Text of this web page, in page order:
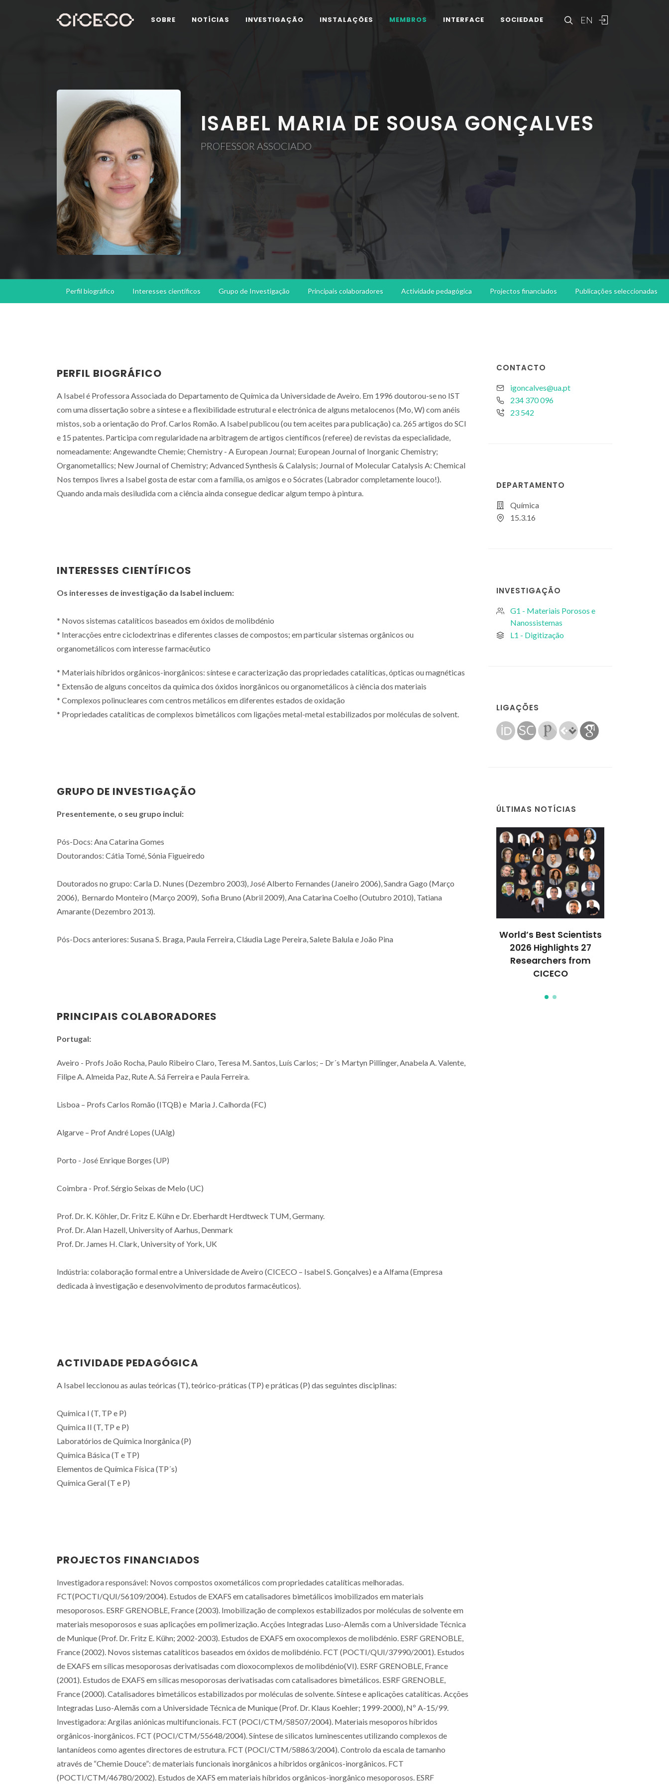
EN
SOBRE NOTÍCIAS INVESTIGAÇÃO INSTALAÇÕES MEMBROS INTERFACE SOCIEDADE
ISABEL MARIA DE SOUSA GONÇALVES
PROFESSOR ASSOCIADO
Perfil biográfico Interesses científicos Grupo de Investigação Principais colaboradores Actividade pedagógica Projectos financiados Publicações seleccionadas
CONTACTO
igoncalves@ua.pt
234 370 096
23 542
DEPARTAMENTO
Química
15.3.16
INVESTIGAÇÃO
G1 - Materiais Porosos e
Nanossistemas
L1 - Digitização
LIGAÇÕES
ÚLTIMAS NOTÍCIAS
World’s Best Scientists
World’s Best Scientists
2026 Highlights 27
Researchers from
CICECO
PERFIL BIOGRÁFICO
A Isabel é Professora Associada do Departamento de Química da Universidade de Aveiro. Em 1996 doutorou-se no IST
com uma dissertação sobre a síntese e a flexibilidade estrutural e electrónica de alguns metalocenos (Mo, W) com anéis
mistos, sob a orientação do Prof. Carlos Romão. A Isabel publicou (ou tem aceites para publicação) ca. 265 artigos do SCI
e 15 patentes. Participa com regularidade na arbitragem de artigos científicos (referee) de revistas da especialidade,
nomeadamente: Angewandte Chemie; Chemistry - A European Journal; European Journal of Inorganic Chemistry;
Organometallics; New Journal of Chemistry; Advanced Synthesis & Calalysis; Journal of Molecular Catalysis A: Chemical
Nos tempos livres a Isabel gosta de estar com a família, os amigos e o Sócrates (Labrador completamente louco!).
Quando anda mais desiludida com a ciência ainda consegue dedicar algum tempo à pintura.
INTERESSES CIENTÍFICOS
Os interesses de investigação da Isabel incluem:
* Novos sistemas catalíticos baseados em óxidos de molibdénio
* Interacções entre ciclodextrinas e diferentes classes de compostos; em particular sistemas orgânicos ou
organometálicos com interesse farmacêutico
* Materiais híbridos orgânicos-inorgânicos: síntese e caracterização das propriedades catalíticas, ópticas ou magnéticas
* Extensão de alguns conceitos da química dos óxidos inorgânicos ou organometálicos à ciência dos materiais
* Complexos polinucleares com centros metálicos em diferentes estados de oxidação
* Propriedades catalíticas de complexos bimetálicos com ligações metal-metal estabilizados por moléculas de solvent.
GRUPO DE INVESTIGAÇÃO
Presentemente, o seu grupo inclui:
Pós-Docs: Ana Catarina Gomes
Doutorandos: Cátia Tomé, Sónia Figueiredo
Doutorados no grupo: Carla D. Nunes (Dezembro 2003), José Alberto Fernandes (Janeiro 2006), Sandra Gago (Março
2006), Bernardo Monteiro (Março 2009), Sofia Bruno (Abril 2009), Ana Catarina Coelho (Outubro 2010), Tatiana
Amarante (Dezembro 2013).
Pós-Docs anteriores: Susana S. Braga, Paula Ferreira, Cláudia Lage Pereira, Salete Balula e João Pina
PRINCIPAIS COLABORADORES
Portugal:
Aveiro - Profs João Rocha, Paulo Ribeiro Claro, Teresa M. Santos, Luís Carlos; – Dr´s Martyn Pillinger, Anabela A. Valente,
Filipe A. Almeida Paz, Rute A. Sá Ferreira e Paula Ferreira.
Lisboa – Profs Carlos Romão (ITQB) e Maria J. Calhorda (FC)
Algarve – Prof André Lopes (UAlg)
Porto - José Enrique Borges (UP)
Coimbra - Prof. Sérgio Seixas de Melo (UC)
Prof. Dr. K. Köhler, Dr. Fritz E. Kühn e Dr. Eberhardt Herdtweck TUM, Germany.
Prof. Dr. Alan Hazell, University of Aarhus, Denmark
Prof. Dr. James H. Clark, University of York, UK
Indústria: colaboração formal entre a Universidade de Aveiro (CICECO – Isabel S. Gonçalves) e a Alfama (Empresa
dedicada à investigação e desenvolvimento de produtos farmacêuticos).
ACTIVIDADE PEDAGÓGICA
A Isabel leccionou as aulas teóricas (T), teórico-práticas (TP) e práticas (P) das seguintes disciplinas:
Química I (T, TP e P)
Química II (T, TP e P)
Laboratórios de Química Inorgânica (P)
Química Básica (T e TP)
Elementos de Química Física (TP´s)
Química Geral (T e P)
PROJECTOS FINANCIADOS
Investigadora responsável: Novos compostos oxometálicos com propriedades catalíticas melhoradas.
FCT(POCTI/QUI/56109/2004). Estudos de EXAFS em catalisadores bimetálicos imobilizados em materiais
mesoporosos. ESRF GRENOBLE, France (2003). Imobilização de complexos estabilizados por moléculas de solvente em
materiais mesoporosos e suas aplicações em polimerização. Acções Integradas Luso-Alemãs com a Universidade Técnica
de Munique (Prof. Dr. Fritz E. Kühn; 2002-2003). Estudos de EXAFS em oxocomplexos de molibdénio. ESRF GRENOBLE,
France (2002). Novos sistemas catalíticos baseados em óxidos de molibdénio. FCT (POCTI/QUI/37990/2001). Estudos
de EXAFS em sílicas mesoporosas derivatisadas com dioxocomplexos de molibdénio(VI). ESRF GRENOBLE, France
(2001). Estudos de EXAFS em sílicas mesoporosas derivatisadas com catalisadores bimetálicos. ESRF GRENOBLE,
France (2000). Catalisadores bimetálicos estabilizados por moléculas de solvente. Síntese e aplicações catalíticas. Acções
Integradas Luso-Alemãs com a Universidade Técnica de Munique (Prof. Dr. Klaus Koehler; 1999-2000), Nº A-15/99.
Investigadora: Argilas aniónicas multifuncionais. FCT (POCI/CTM/58507/2004). Materiais mesoporos híbridos
orgânicos-inorgânicos. FCT (POCI/CTM/55648/2004). Síntese de silicatos luminescentes utilizando complexos de
lantanídeos como agentes directores de estrutura. FCT (POCI/CTM/58863/2004). Controlo da escala de tamanho
através de “Chemie Douce”: de materiais funcionais inorgânicos a híbridos orgânicos-inorgânicos. FCT
(POCTI/CTM/46780/2002). Estudos de XAFS em materiais híbridos orgânicos-inorgânico mesoporosos. ESRF